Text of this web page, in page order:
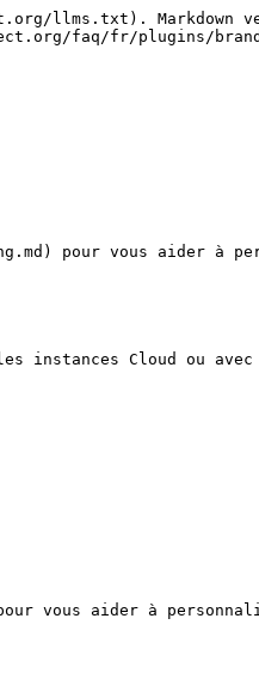
llms.txt). Markdown
faq/fr/plugins/
pour vous aider à
Cloud ou avec
vous aider à